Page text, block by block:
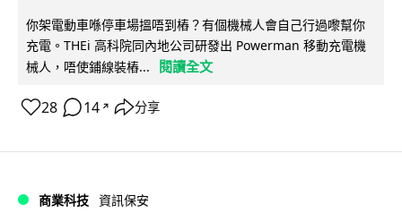
你架電動車喺停車場搵唔到樁？有個機械人會自己行過嚟幫你
充電。THEi 高科院同內地公司研發出 Powerman 移動充電機
械人，唔使鋪線裝樁...
閱讀全文
28 14 ↗ 分享
商業科技 資訊保安